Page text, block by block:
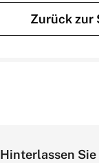
Zurück zur
Hinterlassen